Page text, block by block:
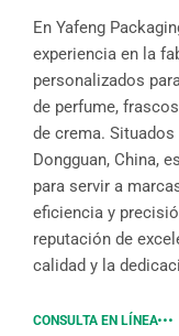
En Yafeng
experiencia en la
personalizados
de perfume,
de crema.
Dongguan, China,
para servir a
eficiencia y
reputación de
calidad y la
CONSULTA EN LÍNEA